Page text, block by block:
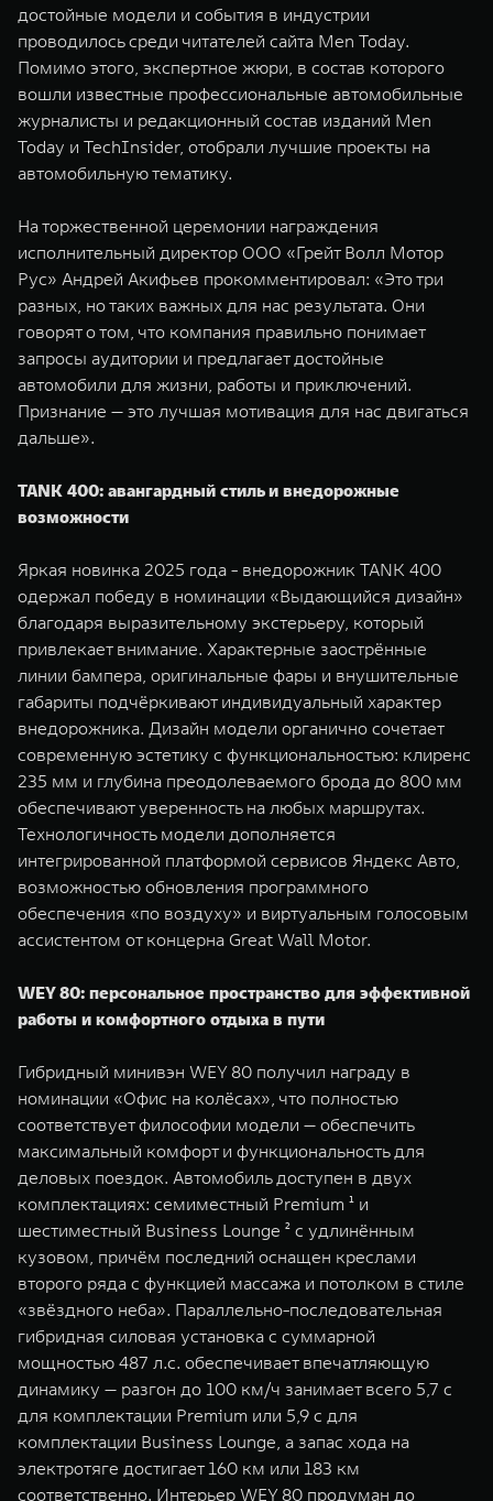
достойные модели и события в индустрии
проводилось среди читателей сайта Men Today.
Помимо этого, экспертное жюри, в состав которого
вошли известные профессиональные автомобильные
журналисты и редакционный состав изданий Men
Today и TechInsider, отобрали лучшие проекты на
автомобильную тематику.
На торжественной церемонии награждения
исполнительный директор ООО «Грейт Волл Мотор
Рус» Андрей Акифьев прокомментировал: «Это три
разных, но таких важных для нас результата. Они
говорят о том, что компания правильно понимает
запросы аудитории и предлагает достойные
автомобили для жизни, работы и приключений.
Признание — это лучшая мотивация для нас двигаться
дальше».
TANK 400: авангардный стиль и внедорожные
возможности
Яркая новинка 2025 года - внедорожник TANK 400
одержал победу в номинации «Выдающийся дизайн»
благодаря выразительному экстерьеру, который
привлекает внимание. Характерные заострённые
линии бампера, оригинальные фары и внушительные
габариты подчёркивают индивидуальный характер
внедорожника. Дизайн модели органично сочетает
современную эстетику с функциональностью: клиренс
235 мм и глубина преодолеваемого брода до 800 мм
обеспечивают уверенность на любых маршрутах.
Технологичность модели дополняется
интегрированной платформой сервисов Яндекс Авто,
возможностью обновления программного
обеспечения «по воздуху» и виртуальным голосовым
ассистентом от концерна Great Wall Motor.
WEY 80: персональное пространство для эффективной
работы и комфортного отдыха в пути
Гибридный минивэн WEY 80 получил награду в
номинации «Офис на колёсах», что полностью
соответствует философии модели — обеспечить
максимальный комфорт и функциональность для
деловых поездок. Автомобиль доступен в двух
комплектациях: семиместный Premium ¹ и
шестиместный Business Lounge ² с удлинённым
кузовом, причём последний оснащен креслами
второго ряда с функцией массажа и потолком в стиле
«звёздного неба». Параллельно-последовательная
гибридная силовая установка с суммарной
мощностью 487 л.с. обеспечивает впечатляющую
динамику — разгон до 100 км/ч занимает всего 5,7 с
для комплектации Premium или 5,9 с для
комплектации Business Lounge, а запас хода на
электротяге достигает 160 км или 183 км
соответственно. Интерьер WEY 80 продуман до